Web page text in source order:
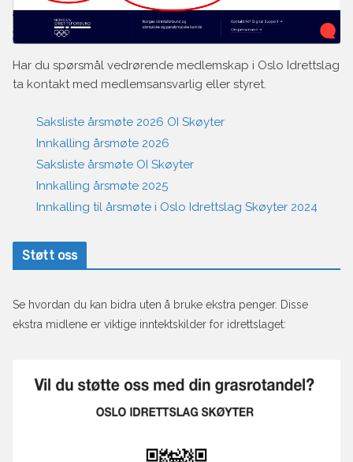
Har du spørsmål vedrørende medlemskap i Oslo Idrettslag
ta kontakt med medlemsansvarlig eller styret.
Saksliste årsmøte 2026 OI Skøyter
Innkalling årsmøte 2026
Saksliste årsmøte OI Skøyter
Innkalling årsmøte 2025
Innkalling til årsmøte i Oslo Idrettslag Skøyter 2024
Støtt oss
Se hvordan du kan bidra uten å bruke ekstra penger. Disse
ekstra midlene er viktige inntektskilder for idrettslaget: